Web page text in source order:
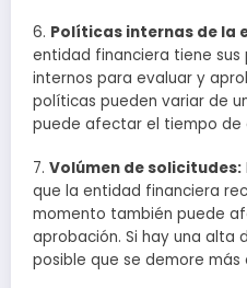
6. Políticas internas de la
entidad financiera tiene
internos para evaluar y
políticas pueden variar de
puede afectar el tiempo de
7. Volúmen de solicitudes:
que la entidad financiera
momento también puede
aprobación. Si hay una alta
posible que se demore